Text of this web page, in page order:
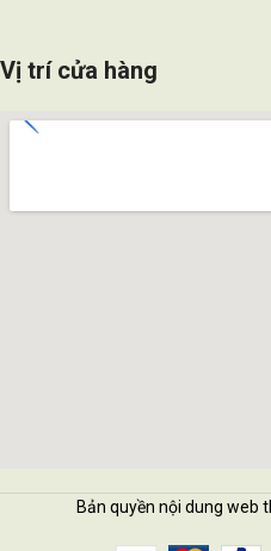
Vị trí cửa hàng
Bản quyền nội dung web